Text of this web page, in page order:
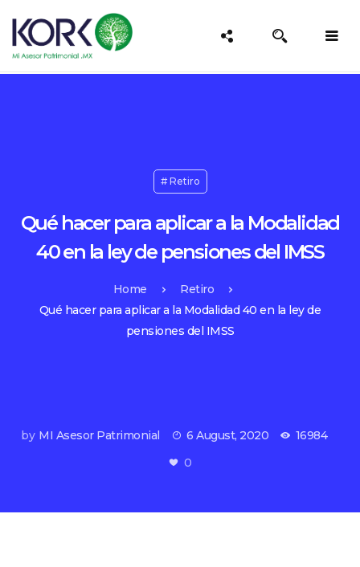
Retiro
Qué hacer para aplicar a la Modalidad
40 en la ley de pensiones del IMSS
Home
Retiro
Qué hacer para aplicar a la Modalidad 40 en la ley de
pensiones del IMSS
by MI Asesor Patrimonial 6 August, 2020
16984
0